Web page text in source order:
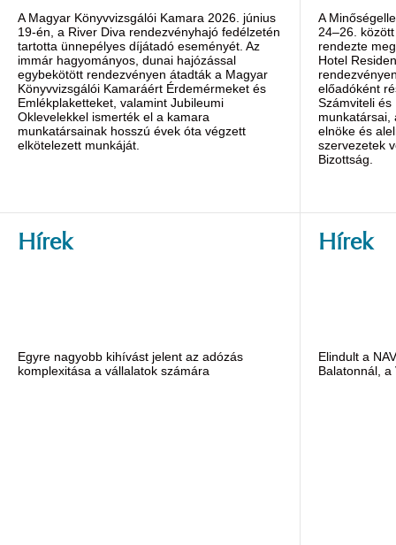
A Magyar Könyvvizsgálói Kamara 2026. június
19-én, a River Diva rendezvényhajó fedélzetén
tartotta ünnepélyes díjátadó eseményét. Az
immár hagyományos, dunai hajózással
egybekötött rendezvényen átadták a Magyar
Könyvvizsgálói Kamaráért Érdemérmeket és
Emlékplaketteket, valamint Jubileumi
Oklevelekkel ismerték el a kamara
munkatársainak hosszú évek óta végzett
elkötelezett munkáját.
A
24–26.
rendezte
Hotel
előadóként
Számviteli és
munkatársai,
elnöke és
szervezetek
Bizottság.
Hírek
Egyre nagyobb kihívást jelent az adózás
komplexitása a vállalatok számára
Hírek
Elindult a
Balatonnál, a